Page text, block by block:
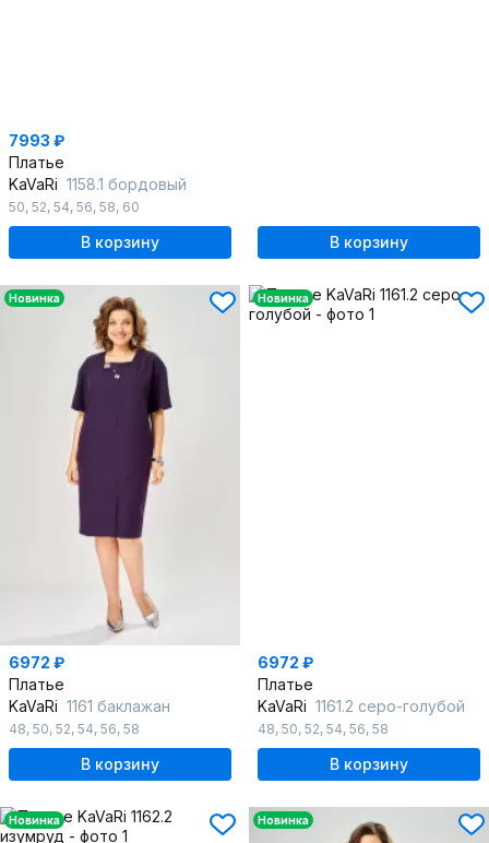
7993 ₽
Платье
KaVaRi 1158.1 бордовый
50, 52, 54, 56, 58, 60
В корзину В корзину
Новинка
6972 ₽
Платье
KaVaRi 1161 баклажан
48, 50, 52, 54, 56, 58
В корзину
Новинка
6972 ₽
Платье
KaVaRi 1161.2 серо-голубой
48, 50, 52, 54, 56, 58
В корзину
Новинка Новинка